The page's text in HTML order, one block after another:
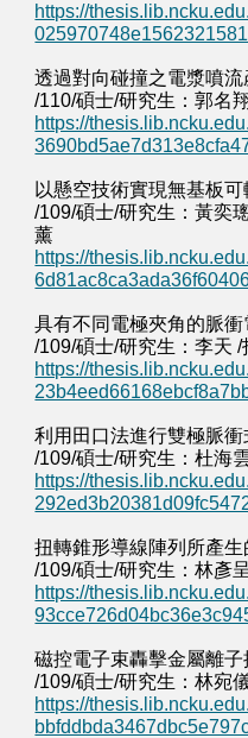
https://
透過對向碰撞之電漿噴
/110/碩士/研究生：郭名
https://
以懸空技術實現無基板
/109/碩士/研究生：黃奕
薰
https://
具有不同電極夾角的脈
/109/碩士/研究生：李天
https://
利用田口法進行雙極脈
/109/碩士/研究生：杜海
https://
扭轉錐形導線陣列所產
/109/碩士/研究生：林彥
https://
磁控電子束轟擊金屬離
/109/碩士/研究生：林宛
https://